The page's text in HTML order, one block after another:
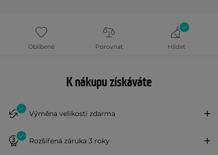
Oblíbené Porovnat Hlídat
K nákupu získáváte
Výměna velikosti zdarma
Rozšířená záruka 3 roky